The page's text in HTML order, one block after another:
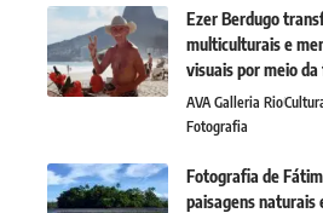
Ezer Berdugo
multiculturais e
visuais por meio
AVA Galleria Rio
Fotografia
Fotografia de
paisagens naturais